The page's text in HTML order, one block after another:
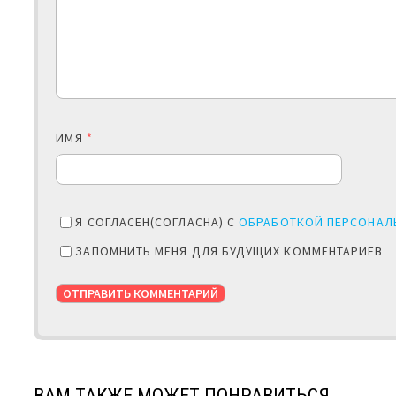
ИМЯ *
Я СОГЛАСЕН(СОГЛАСНА) СОБРАБОТКОЙ
ЗАПОМНИТЬ МЕНЯ ДЛЯ БУДУЩИХ КОММЕНТАРИЕВ